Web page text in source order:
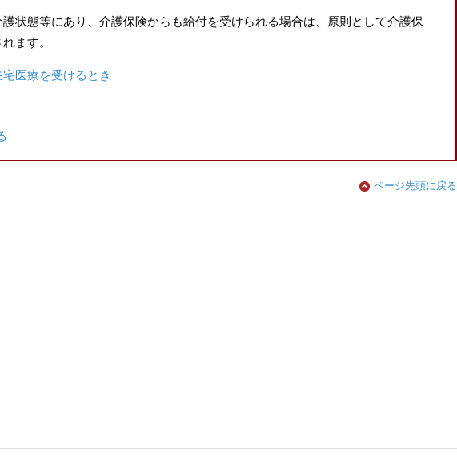
護状態等にあり、介護保険からも給付を受けられる場合は、原則として介護保
ます。
宅医療を受けるとき
ページ先頭に戻る